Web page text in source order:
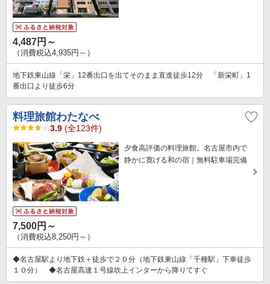
4,487円～
（消費税込4,935円～）
地下鉄東山線「栄」12番出口を出てそのまま直進徒歩12分 「新栄町」1
番出口より徒歩6分
料理旅館わたなべ
3.9 (全123件)
夕食高評価の料理旅館。名古屋市内で
静かに寛げる和の宿｜無料駐車場完備
7,500円～
（消費税込8,250円～）
◆名古屋駅より地下鉄＋徒歩で２０分（地下鉄東山線「千種駅」下車徒歩
１０分） ◆名古屋高速１号線吹上インターから降りてすぐ